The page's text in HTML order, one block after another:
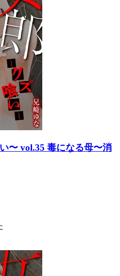
〜 vol.35 毒になる母〜消